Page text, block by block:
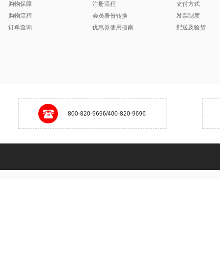
购物保障
购物流程
订单查询
注册流程
会员身份转换
优惠券使用指南
支付方式
发票制度
配送及验货
800-820-9696/400-820-9696